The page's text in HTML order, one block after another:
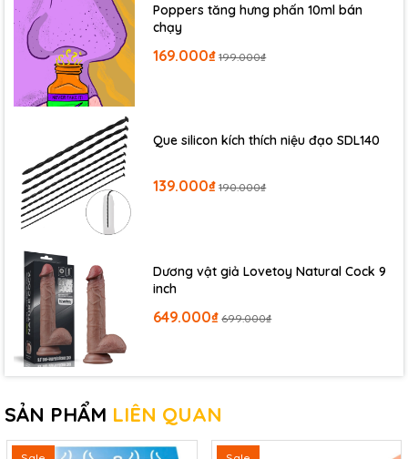
Poppers tăng hưng phấn 10ml bán
chạy
169.000₫ 199.000₫
Que silicon kích thích niệu đạo SDL140
139.000₫ 190.000₫
Dương vật giả Lovetoy Natural Cock 9
inch
649.000₫ 699.000₫
SẢN PHẨM LIÊN QUAN